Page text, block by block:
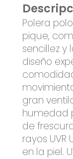
Polera
pique,
sencillez y
diseño
gran
humedad
de
rayos UVR
en la piel.